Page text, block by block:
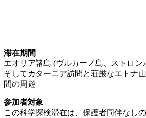
滞在期間
エオリア諸島 (ヴルカーノ島、ストロ
そしてカターニア訪問と荘厳なエトナ
間の周遊
参加者対象
この科学探検滞在は、保護者同伴なし